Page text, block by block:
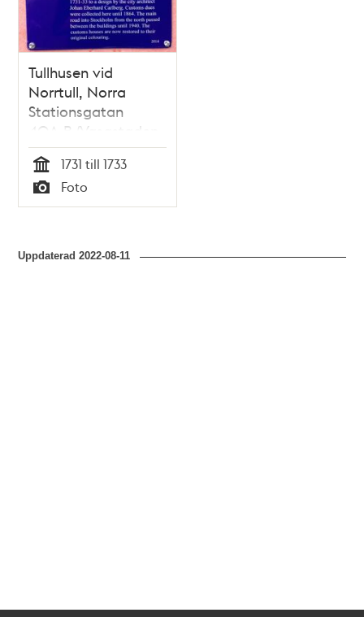
Tullhusen vid
Norrtull, Norra
Stationsgatan
40A,B (Vasastaden
1:100)
Tid
1731 till 1733
Typ
Foto
Uppdaterad2022-08-11